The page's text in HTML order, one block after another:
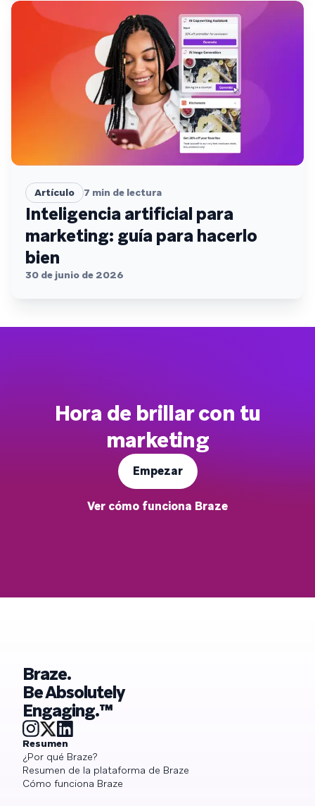
Artículo 7 min de lectura
Inteligencia artificial para
marketing: guía para hacerlo
bien
30 de junio de 2026
Hora de brillar con tu
marketing
Empezar
Ver cómo funciona Braze
Braze.
Be Absolutely
Engaging.™
Resumen
¿Por qué Braze?
Resumen de la plataforma de Braze
Cómo funciona Braze